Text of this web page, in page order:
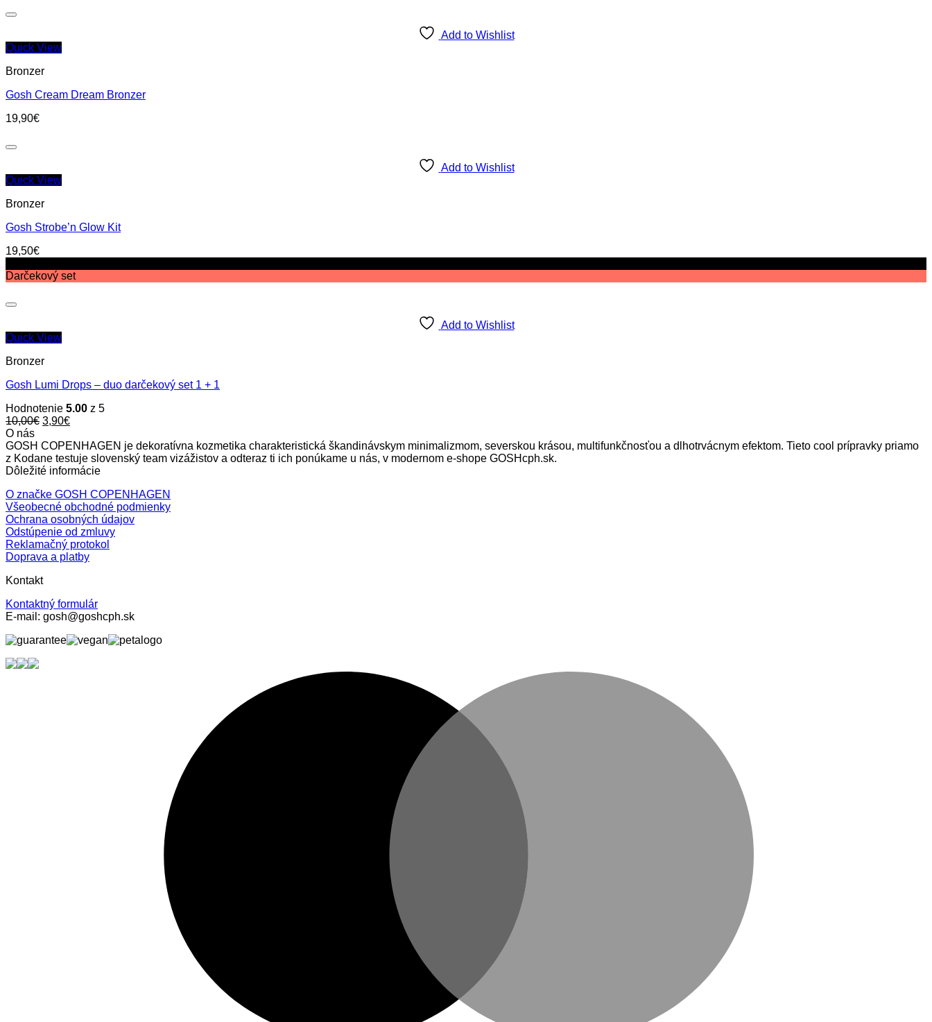
Add to Wishlist
Quick View
Bronzer
Gosh Cream Dream Bronzer
19,90€
Add to Wishlist
Quick View
Bronzer
Gosh Strobe’n Glow Kit
19,50€
Darčekový set
Add to Wishlist
Quick View
Bronzer
Gosh Lumi Drops – duo darčekový set 1 + 1
Hodnotenie 5.00 z 5
10,00€ Original
was:
10,00€.
3,90€Current
is:
3,90€.
O nás
GOSH COPENHAGEN je dekoratívna kozmetika charakteristická škandinávskym minimalizmom, severskou krásou, multifunkčnosťou a dlhotrvácnym efektom. Tieto cool prípravky priamo
z Kodane testuje slovenský team vizážistov a odteraz ti ich ponúkame u nás, v modernom e-shope GOSHcph.sk.
Dôležité informácie
O značke GOSH COPENHAGEN
Všeobecné obchodné podmienky
Ochrana osobných údajov
Odstúpenie od zmluvy
Reklamačný protokol
Doprava a platby
Kontakt
Kontaktný formulár
E-mail: gosh@goshcph.sk